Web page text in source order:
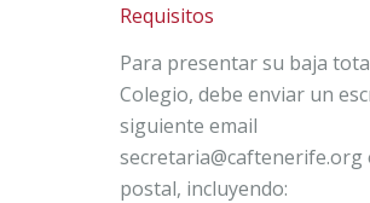
Requisitos
Para presentar su baja
Colegio, debe enviar un
siguiente email
secretaria@caftenerife.org
postal, incluyendo: